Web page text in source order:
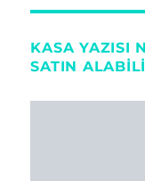
KASA YAZISI
SATIN